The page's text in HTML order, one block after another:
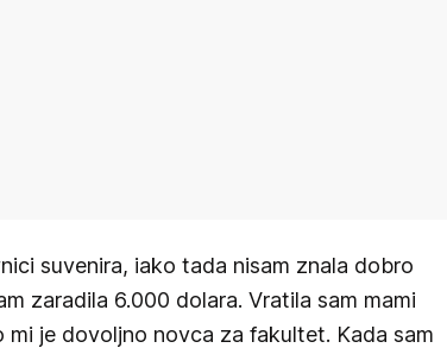
suvenira, iako tada nisam znala dobro
zaradila 6.000 dolara. Vratila sam mami
mi je dovoljno novca za fakultet. Kada sam